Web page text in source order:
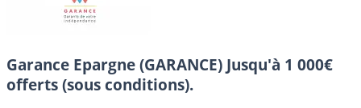
Garance Epargne (GARANCE) Jusqu'à 1 000€
offerts (sous conditions).